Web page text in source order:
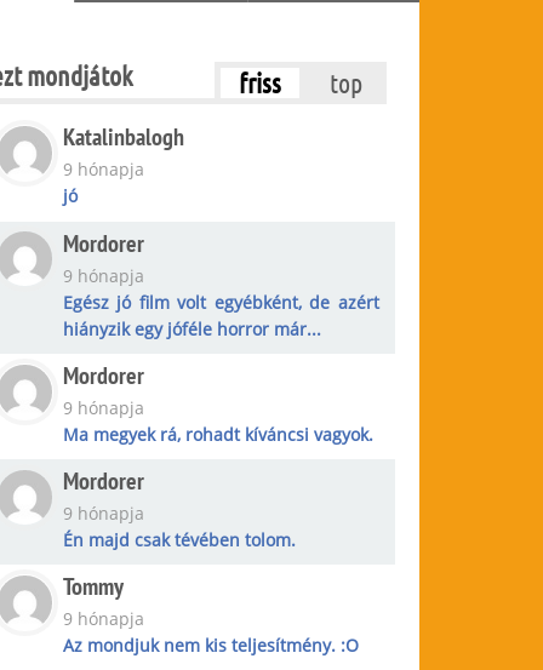
mondjátok friss
top
Katalinbalogh
9 hónapja
jó
Mordorer
9 hónapja
Egész jó film volt egyébként, de azért
hiányzik egy jóféle horror már...
Mordorer
9 hónapja
Ma megyek rá, rohadt kíváncsi vagyok.
Mordorer
9 hónapja
Én majd csak tévében tolom.
Tommy
9 hónapja
Az mondjuk nem kis teljesítmény. :O